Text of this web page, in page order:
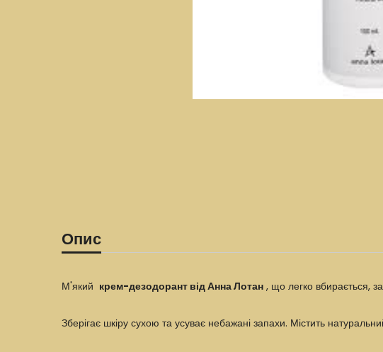
Опис
М'який крем-дезодорант від Анна Лотан , що легко вбирається,
Зберігає шкіру сухою та усуває небажані запахи. Містить